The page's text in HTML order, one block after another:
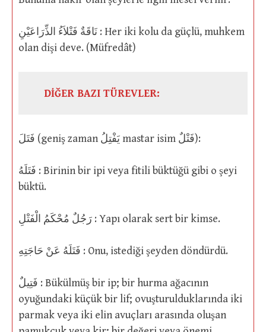
نَاقَةٌ فَتْلاَءُ الذِّرَاعَيْنِ : Her iki kolu da güçlü, muhkem
olan dişi deve. (Müfredât)
DİĞER BAZI TÜREVLER:
فَتَلَ (geniş zaman يَفْتِلُ mastar isim فَتْلٌ):
فَتَلَهُ : Birinin bir ipi veya fitili büktüğü gibi o şeyi
büktü.
رَجُلٌ مُحْكَمُ الْفَتْلِ : Yapı olarak sert bir kimse.
فَتَلَهُ عَنْ حَاجَتِهِ : Onu, istediği şeyden döndürdü.
فَتِيلٌ : Bükülmüş bir ip; bir hurma ağacının
oyuğundaki küçük bir lif; ovuşturulduklarında iki
parmak veya iki elin avuçları arasında oluşan